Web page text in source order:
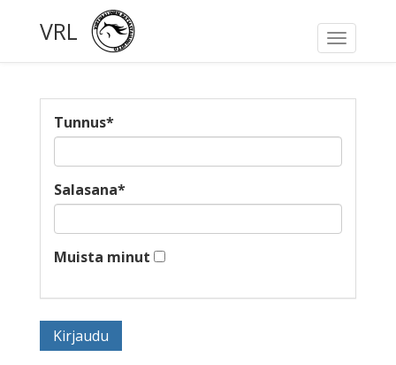
Toggle
VRL
Tunnus*
Salasana*
Muista minut